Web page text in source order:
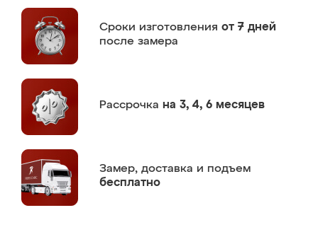
Сроки изготовления от 7 дней
после замера
Рассрочка на 3, 4, 6 месяцев
Замер, доставка и подъем
бесплатно